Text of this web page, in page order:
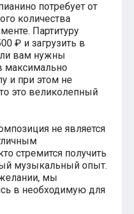
потребует от
количества
Партитуру
₽ и загрузить в
вам нужны
максимально
и при этом не
это великолепный
не является
стремится получить
музыкальный опыт.
мы
в необходимую для